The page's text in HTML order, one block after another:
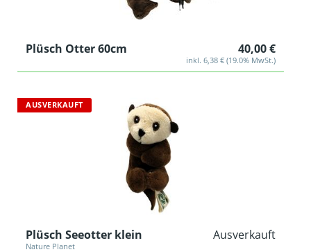
Plüsch Otter 60cm 40,00 €
inkl. 6,38 € (19.0% MwSt.)
AUSVERKAUFT
Plüsch Seeotter klein
Nature Planet
Ausverkauft